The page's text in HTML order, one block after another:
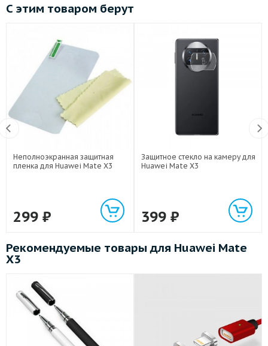
С этим товаром берут
Неполноэкранная защитная
пленка для Huawei Mate X3
299 ₽
Защитное стекло на камеру для
Huawei Mate X3
399 ₽
Рекомендуемые товары для Huawei Mate
X3